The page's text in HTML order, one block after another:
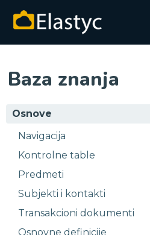
Baza znanja
Osnove
Navigacija
Kontrolne table
Predmeti
Subjekti i kontakti
Transakcioni dokumenti
Osnovne definicije